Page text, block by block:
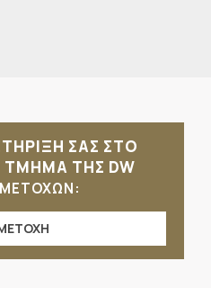
ΣΑΣ ΣΤΟ
ΤΗΣ DW